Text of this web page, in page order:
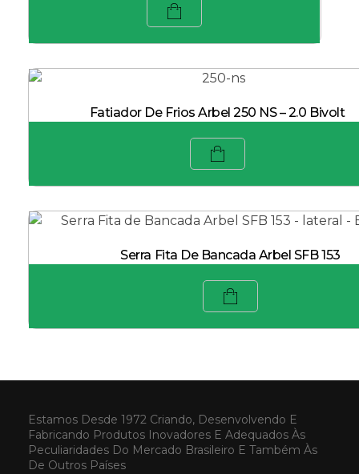
Fatiador De Frios Arbel 250 NS – 2.0 Bivolt
Serra Fita De Bancada Arbel SFB 153
Estamos Desde 1972 Criando, Desenvolvendo E
Fabricando Produtos Inovadores E Adequados Às
Peculiaridades Do Mercado Brasileiro E Também Às
De Outros Países